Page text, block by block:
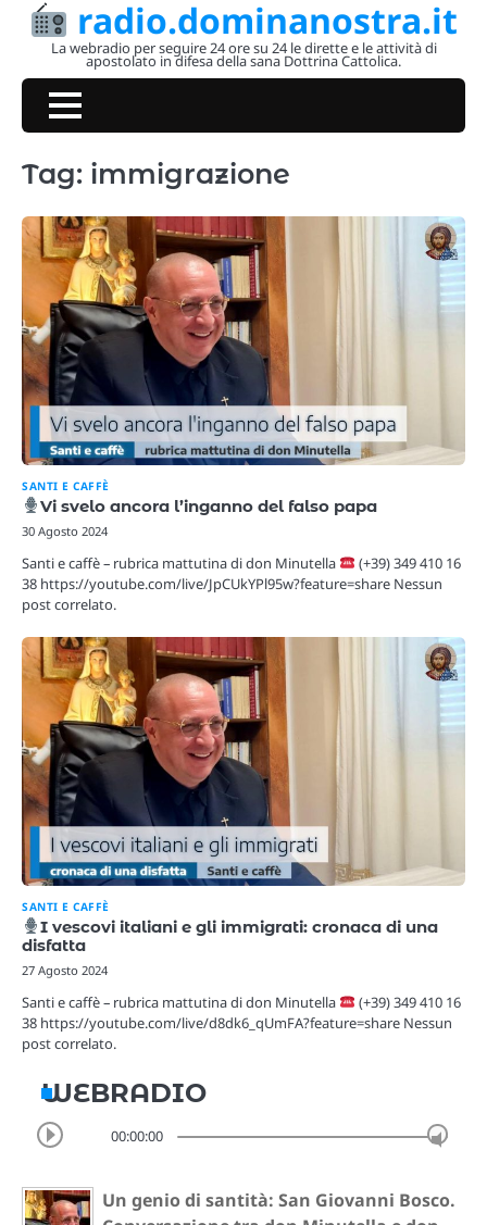
Skip
radio.dominanostra.it
La webradio per seguire 24 ore su 24 le dirette e le attività di
apostolato in difesa della sana Dottrina Cattolica.
Tag: immigrazione
SANTI E CAFFÈ
Vi svelo ancora l’inganno del falso papa
30 Agosto 2024
Santi e caffè – rubrica mattutina di don Minutella
(+39) 349 410 16
38 https://youtube.com/live/JpCUkYPl95w?feature=share Nessun
post correlato.
SANTI E CAFFÈ
I vescovi italiani e gli immigrati: cronaca di una
disfatta
27 Agosto 2024
Santi e caffè – rubrica mattutina di don Minutella
(+39) 349 410 16
38 https://youtube.com/live/d8dk6_qUmFA?feature=share Nessun
post correlato.
WEBRADIO
00:00:00
Un genio di santità: San Giovanni Bosco.